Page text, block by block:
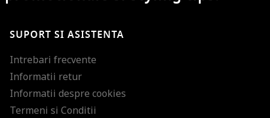
SUPORT SI ASISTENTA
Intrebari frecvente
Informatii retur
Informatii despre cookies
Termeni si Conditii